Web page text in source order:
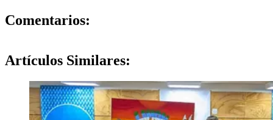
Comentarios:
Artículos Similares: